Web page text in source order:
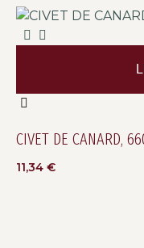
CIVET DE CANARD,
11,34 €